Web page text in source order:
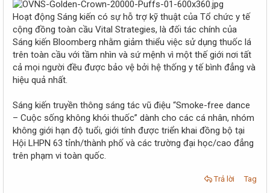
Hoạt động Sáng kiến có sự hỗ trợ kỹ thuật của Tổ chức y tế
cộng đồng toàn cầu Vital Strategies, là đối tác chính của
Sáng kiến Bloomberg nhằm giảm thiểu việc sử dụng thuốc lá
trên toàn cầu với tầm nhìn và sứ mệnh vì một thế giới nơi tất
cả mọi người đều được bảo vệ bởi hệ thống y tế bình đẳng và
hiệu quả nhất.
Sáng kiến truyền thông sáng tác vũ điệu “Smoke-free dance
– Cuộc sống không khói thuốc” dành cho các cá nhân, nhóm
không giới hạn độ tuổi, giới tính được triển khai đồng bộ tại
Hội LHPN 63 tỉnh/thành phố và các trường đại học/cao đẳng
trên phạm vi toàn quốc.
Trả lời Tag